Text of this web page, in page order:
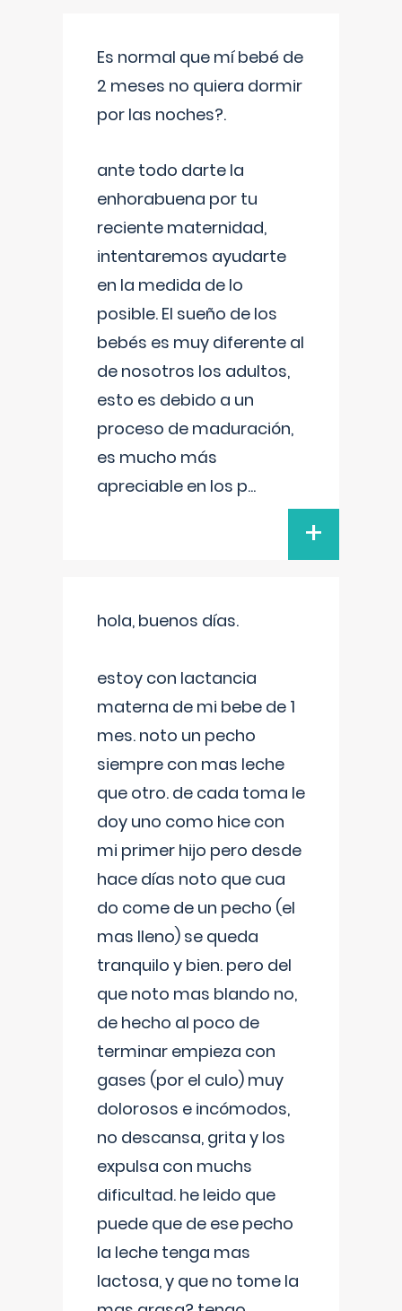
Es normal que mí bebé de
2 meses no quiera dormir
por las noches?.
ante todo darte la
enhorabuena por tu
reciente maternidad,
intentaremos ayudarte
en la medida de lo
posible. El sueño de los
bebés es muy diferente al
de nosotros los adultos,
esto es debido a un
proceso de maduración,
es mucho más
apreciable en los p...
+
hola, buenos días.
estoy con lactancia
materna de mi bebe de 1
mes. noto un pecho
siempre con mas leche
que otro. de cada toma le
doy uno como hice con
mi primer hijo pero desde
hace días noto que cua
do come de un pecho (el
mas lleno) se queda
tranquilo y bien. pero del
que noto mas blando no,
de hecho al poco de
terminar empieza con
gases (por el culo) muy
dolorosos e incómodos,
no descansa, grita y los
expulsa con muchs
dificultad. he leido que
puede que de ese pecho
la leche tenga mas
lactosa, y que no tome la